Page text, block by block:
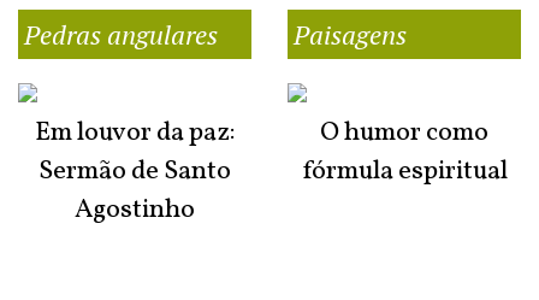
Pedras angulares
Em louvor da paz:
Sermão de Santo
Agostinho
Paisagens
O humor como
fórmula espiritual